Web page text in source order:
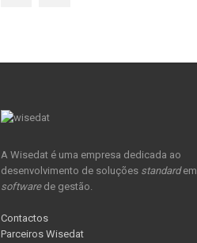
A Wisedat é uma empresa dedicada ao
desenvolvimento de soluções standardem
softwarede gestão.
Contactos
Parceiros Wisedat